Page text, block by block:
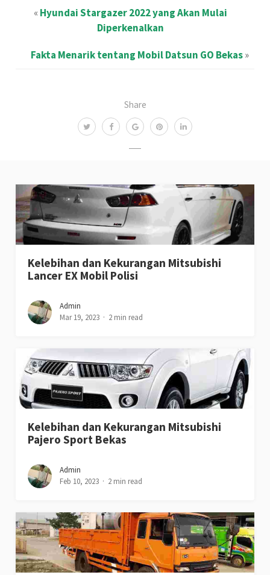
Share
«Hyundai Stargazer 2022 yang Akan Mulai
Diperkenalkan
Fakta Menarik tentang Mobil Datsun GO Bekas»
Kelebihan dan Kekurangan Mitsubishi
Lancer EX Mobil Polisi
Admin
Mar 19, 2023
2 min read
Kelebihan dan Kekurangan Mitsubishi
Pajero Sport Bekas
Admin
Feb 10, 2023
2 min read